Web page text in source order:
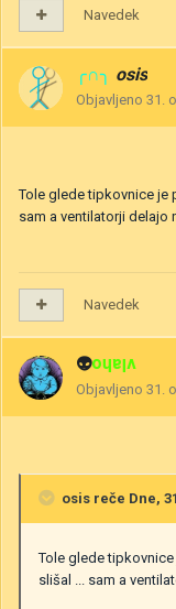
Navedek
╭∩╮ osis
Objavljeno 31.
Tole glede tipkovnice je
sam a ventilatorji delajo
Navedek
👽vlaho
Objavljeno 31.
osis reče Dne,
Tole glede
slišal ... sam a